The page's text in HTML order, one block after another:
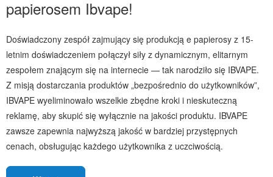
papierosem Ibvape!
Doświadczony zespół zajmujący się produkcją e papierosy z 15-
letnim doświadczeniem połączył siły z dynamicznym, elitarnym
zespołem znającym się na internecie — tak narodziło się IBVAPE.
Z misją dostarczania produktów „bezpośrednio do użytkowników”,
IBVAPE wyeliminowało wszelkie zbędne kroki i nieskuteczną
reklamę, aby skupić się wyłącznie na jakości produktu. IBVAPE
zawsze zapewnia najwyższą jakość w bardziej przystępnych
cenach, obsługując każdego użytkownika z uczciwością.